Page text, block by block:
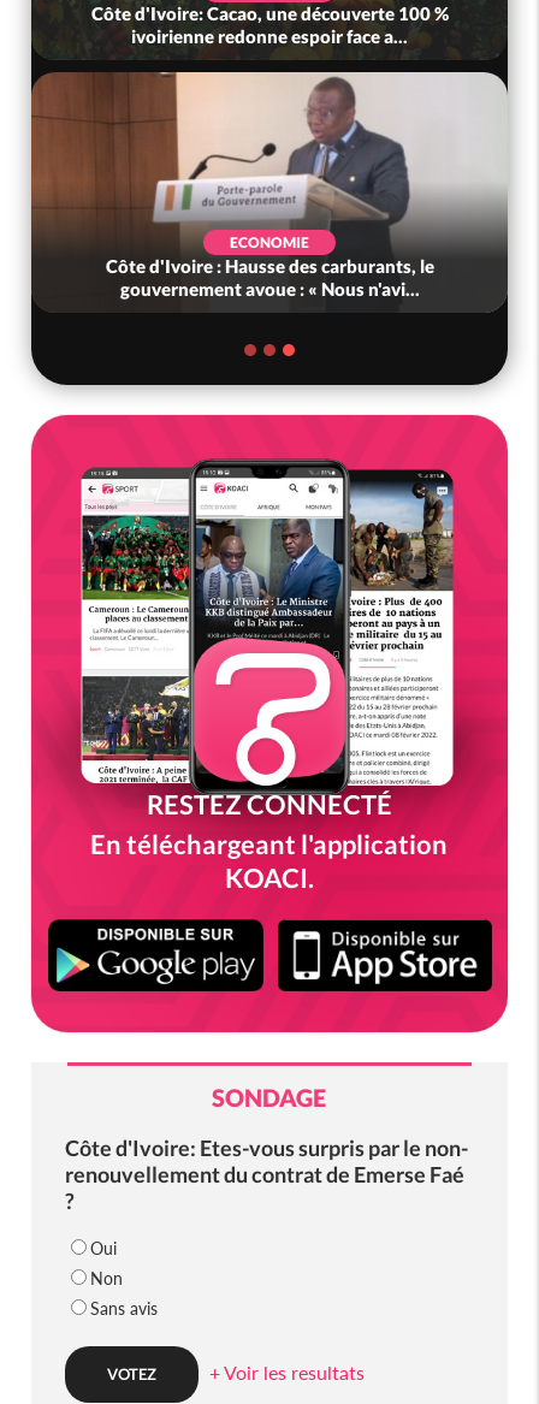
Conseil tourne
aurifères et
Côte d'Ivoire: Cacao, une
ivoirienne redonne espoir
Côte d'Ivoire : Hausse des
gouvernement avoue : «
RESTEZ CONNECTÉ
En téléchargeant l'application
KOACI.
SONDAGE
Côte d'Ivoire: Etes-vous surpris par le non-
renouvellement du contrat de Emerse Faé
?
Oui
Non
Sans avis
+ Voir les resultats